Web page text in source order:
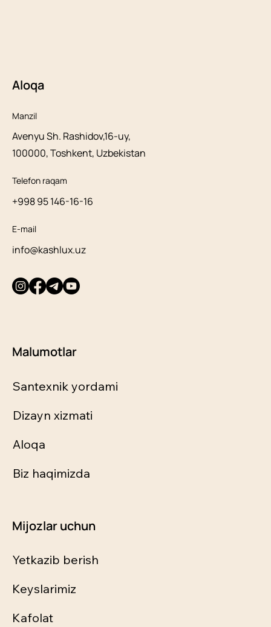
Aloqa
Manzil
Avenyu Sh. Rashidov,16-uy,
100000, Toshkent, Uzbekistan
Telefon raqam
+998 95 146-16-16
E-mail
info@kashlux.uz
Malumotlar
Santexnik yordami
Dizayn xizmati
Aloqa
Biz haqimizda
Mijozlar uchun
Yetkazib berish
Keyslarimiz
Kafolat